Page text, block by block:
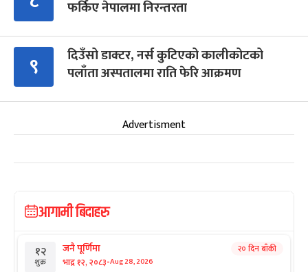
फर्किए नेपालमा निरन्तरता
९
दिउँसो डाक्टर, नर्स कुटिएको कालीकोटको
पलाँता अस्पतालमा राति फेरि आक्रमण
Advertisment
आगामी बिदाहरु
१२
शुक्र
जनै पूर्णिमा
भाद्र १२, २०८३-Aug 28, 2026
२० दिन बाँकी